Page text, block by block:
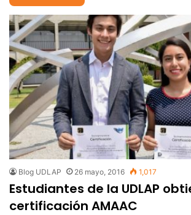
Blog UDLAP 26 mayo, 2016 1,017
Estudiantes de la UDLAP
certificación AMAAC